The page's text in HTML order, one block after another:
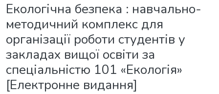
Екологічна безпека : навчально-
методичний комплекс для
організації роботи студентів у
закладах вищої освіти за
спеціальністю 101 «Екологія»
[Електронне видання]